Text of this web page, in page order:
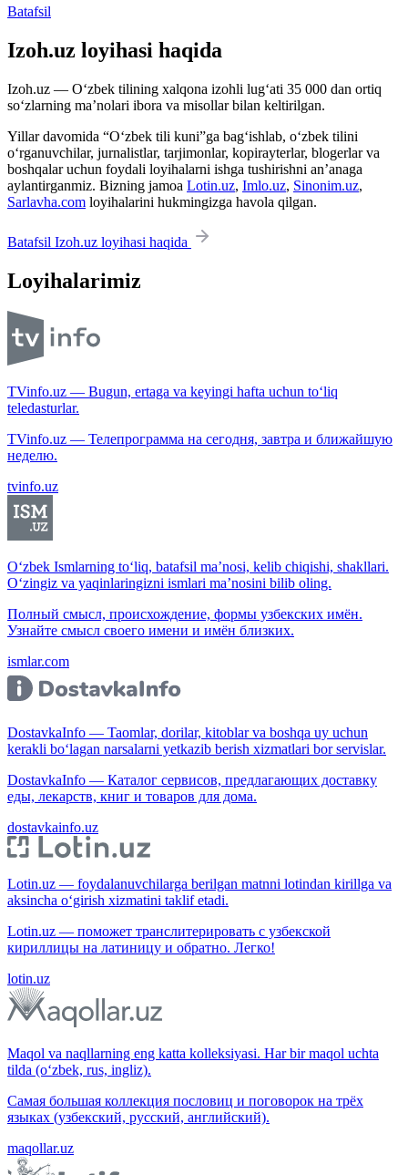
Batafsil
Izoh.uz loyihasi haqida
Izoh.uz — O‘zbek tilining xalqona izohli lug‘ati 35 000 dan ortiq
so‘zlarning ma’nolari ibora va misollar bilan keltirilgan.
Yillar davomida “O‘zbek tili kuni”ga bag‘ishlab, o‘zbek tilini
o‘rganuvchilar, jurnalistlar, tarjimonlar, kopirayterlar, blogerlar va
boshqalar uchun foydali loyihalarni ishga tushirishni an’anaga
aylantirganmiz. Bizning jamoa Lotin.uz, Imlo.uz, Sinonim.uz,
Sarlavha.com loyihalarini hukmingizga havola qilgan.
Batafsil Izoh.uz loyihasi haqida
Loyihalarimiz
TVinfo.uz — Bugun, ertaga va keyingi hafta uchun to‘liq
teledasturlar.
TVinfo.uz — Телепрограмма на сегодня, завтра и ближайшую
неделю.
tvinfo.uz
O‘zbek Ismlarning to‘liq, batafsil ma’nosi, kelib chiqishi, shakllari.
O‘zingiz va yaqinlaringizni ismlari ma’nosini bilib oling.
Полный смысл, происхождение, формы узбекских имён.
Узнайте смысл своего имени и имён близких.
ismlar.com
DostavkaInfo — Taomlar, dorilar, kitoblar va boshqa uy uchun
kerakli bo‘lagan narsalarni yetkazib berish xizmatlari bor servislar.
DostavkaInfo — Каталог сервисов, предлагающих доставку
еды, лекарств, книг и товаров для дома.
dostavkainfo.uz
Lotin.uz — foydalanuvchilarga berilgan matnni lotindan kirillga va
aksincha o‘girish xizmatini taklif etadi.
Lotin.uz — поможет транслитерировать с узбекской
кириллицы на латиницу и обратно. Легко!
lotin.uz
Maqol va naqllarning eng katta kolleksiyasi. Har bir maqol uchta
tilda (o‘zbek, rus, ingliz).
Самая большая коллекция пословиц и поговорок на трёх
языках (узбекский, русский, английский).
maqollar.uz